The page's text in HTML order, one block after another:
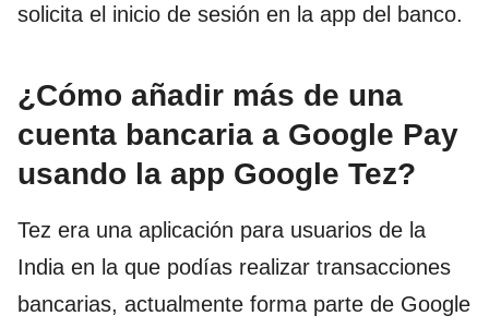
solicita el inicio de sesión en la app del banco.
¿Cómo añadir más de una
cuenta bancaria a Google Pay
usando la app Google Tez?
Tez era una aplicación para usuarios de la
India en la que podías realizar transacciones
bancarias, actualmente forma parte de Google